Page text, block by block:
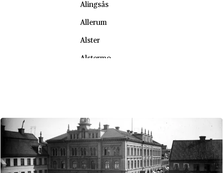
Hållbart samhällsbyggande
Hälsopedagogik
Industriell design
Journalistiskt skrivande
Kreativt skrivande
Ledarskap och organistation
AB Hakan Swenson & Co
AB Köpmannatjänst
AB Separator
AB Svenska Kullagerfabriken
AB Westeråsmaskiner
Alingsås
Allerum
Alster
Alstermo
Arjeplog
Arnäs
Arvidsjaur